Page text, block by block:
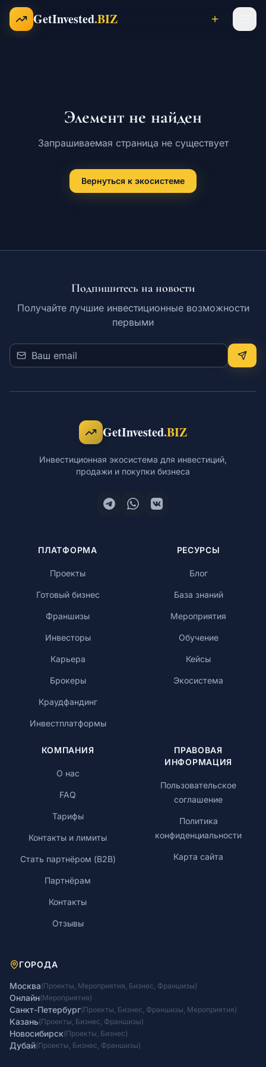
Перейти к содержимому
GetInvested.BIZ
Бизнесы
Карьера
RU
Элемент не найден
Запрашиваемая страница не существует
Вернуться к экосистеме
Подпишитесь на новости
Получайте лучшие инвестиционные возможности
первыми
GetInvested.BIZ
Инвестиционная экосистема для инвестиций,
продажи и покупки бизнеса
ПЛАТФОРМА
Проекты
Готовый бизнес
Франшизы
Инвесторы
Карьера
Брокеры
Краудфандинг
Инвестплатформы
РЕСУРСЫ
Блог
База знаний
Мероприятия
Обучение
Кейсы
Экосистема
КОМПАНИЯ
О нас
FAQ
Тарифы
Контакты и лимиты
Стать партнёром (B2B)
Партнёрам
Контакты
Отзывы
ПРАВОВАЯ
ИНФОРМАЦИЯ
Пользовательское
соглашение
Политика
конфиденциальности
Карта сайта
ГОРОДА
Москва(Проекты, Мероприятия, Бизнес, Франшизы)
Онлайн(Мероприятия)
Санкт-Петербург(Проекты, Бизнес, Франшизы, Мероприятия)
Казань(Проекты, Бизнес, Франшизы)
Новосибирск(Проекты, Бизнес)
Дубай(Проекты, Бизнес, Франшизы)